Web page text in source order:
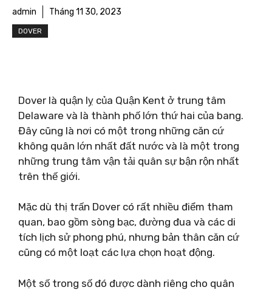
admin Tháng 11 30, 2023
DOVER
Dover là quận lỵ của Quận Kent ở trung tâm
Delaware và là thành phố lớn thứ hai của bang.
Đây cũng là nơi có một trong những căn cứ
không quân lớn nhất đất nước và là một trong
những trung tâm vận tải quân sự bận rộn nhất
trên thế giới.
Mặc dù thị trấn Dover có rất nhiều điểm tham
quan, bao gồm sòng bạc, đường đua và các di
tích lịch sử phong phú, nhưng bản thân căn cứ
cũng có một loạt các lựa chọn hoạt động.
Một số trong số đó được dành riêng cho quân